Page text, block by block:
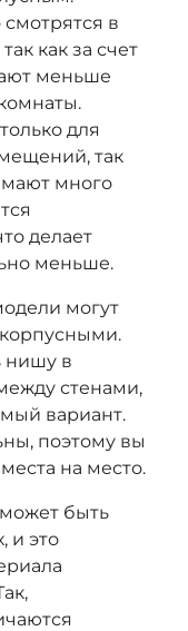
в
как за счет
меньше
для
так
много
делает
меньше.
могут
нишу в
стенами,
вариант.
поэтому вы
на место.
быть
и это